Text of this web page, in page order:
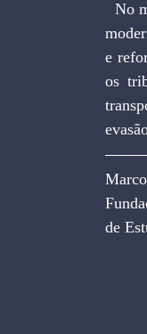
e
os
de